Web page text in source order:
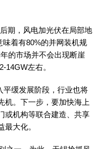
期，风电加光伏在局部地
着有80%的并网装机规
的市场并不会出现断崖
左右。
缓发展阶段，行业也将
机。下一步，要加快海上
或机构等联合建造、共享
大化。